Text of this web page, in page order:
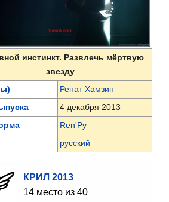
инстинкт. Развлечь мёртвую
звезду
Ренат Хамзин
4 декабря 2013
Ren'Py
русский
КРИЛ 2013
14 место из 40